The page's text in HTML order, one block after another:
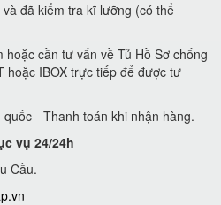
đã kiểm tra kĩ lưỡng (có thể
cần tư vấn về Tủ Hồ Sơ chống
hoặc IBOX trực tiếp để được tư
- Thanh toán khi nhận hàng.
vụ 24/24h
Cầu.